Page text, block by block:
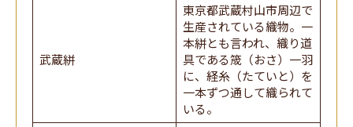
武蔵絣
東京都武蔵村山市周辺で
生産されている織物。一
本絣とも言われ、織り道
具である筬（おさ）一羽
に、経糸（たていと）を
一本ずつ通して織られて
いる。